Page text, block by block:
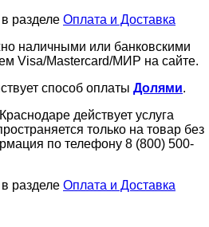
разделе Оплата и Доставка
наличными или банковскими
Visa/Mastercard/МИР на сайте.
способ оплаты Долями.
действует услуга
только на товар без
по телефону 8 (800) 500-
разделе Оплата и Доставка